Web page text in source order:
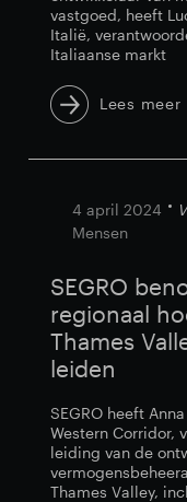
vastgoed, heeft
Italië,
Italiaanse markt
Lees meer
4 april 2024
Mensen
SEGRO
regionaal
Thames
leiden
SEGRO heeft
Western Corridor,
leiding van de
Thames Valley,